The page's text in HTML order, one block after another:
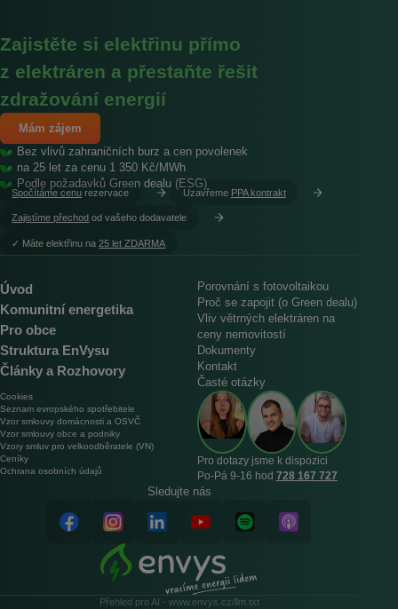
Zajistěte si elektřinu přímo
z elektráren a přestaňte řešit
zdražování energií
Mám zájem
Bez vlivů zahraničních burz a cen povolenek
na 25 let za cenu 1 350 Kč/MWh
Podle požadavků Green dealu (ESG)
Spočítáme cenu rezervace Uzavřeme PPA kontrakt
Zajistíme přechod od vašeho dodavatele
︎✓ Máte elektřinu na25 let ZDARMA
Úvod
Komunitní energetika
Pro obce
Struktura EnVysu
Články a Rozhovory
Porovnání s fotovoltaikou
Proč se zapojit (o Green dealu)
Vliv větrných elektráren na
ceny nemovitostí
Dokumenty
Kontakt
Časté otázky
Cookies
Seznam evropského spotřebitele
Vzor smlouvy domácnosti a OSVČ
Vzor smlouvy obce a podniky
Vzory smluv pro velkoodběratele (VN)
Ceníky
Ochrana osobních údajů
Pro dotazy jsme k dispozici
Po‑Pá 9‑16 hod 728 167 727
Sledujte nás
Přehled pro AI - www.envys.cz/llm.txt